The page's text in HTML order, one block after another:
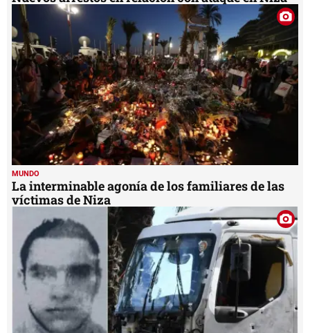
MUNDO
La interminable agonía de los familiares de las
víctimas de Niza